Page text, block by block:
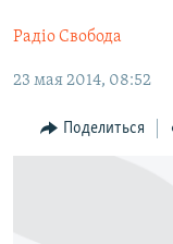
главной
Вернутся
поиску
11 ЛЕТ ОККУПАЦИИ
ЕЩЕ
ИНТЕРАКТИВ
ИНФОГРАФИКА
РАДІО СВОБОДА
КАК ОБОЙТИ
Радіо Свобода
23 мая 2014, 08:52
Поделиться